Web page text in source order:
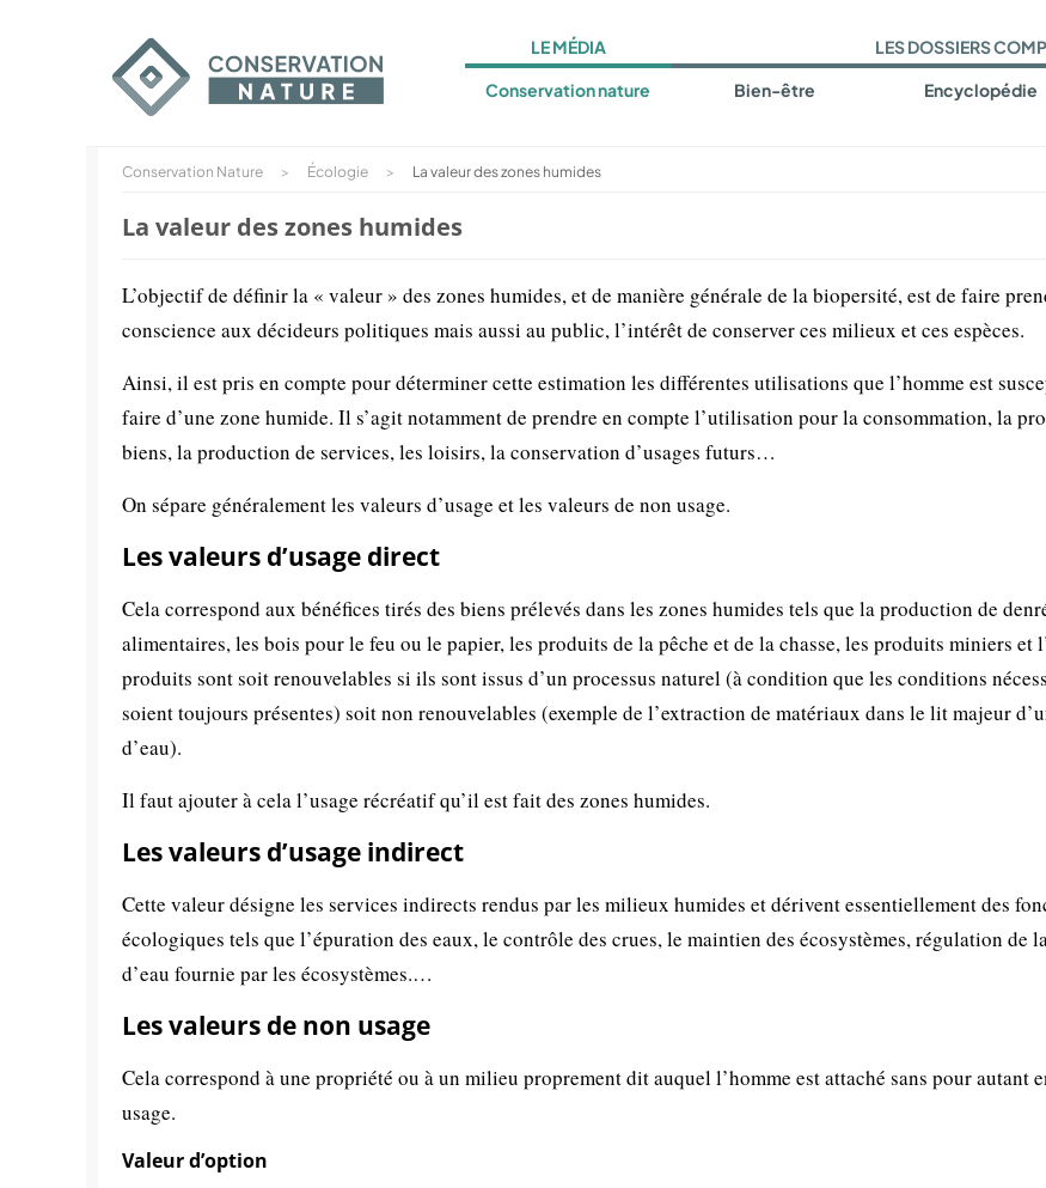
LE MÉDIA
Conservation nature
LES DOSSIERS
Bien-être Encyclopédie
Conservation Nature > Écologie > La valeur des zones humides
La valeur des zones humides
L’objectif de définir la « valeur » des zones humides, et de manière générale de la biopersité, est de faire
conscience aux décideurs politiques mais aussi au public, l’intérêt de conserver ces milieux et ces espèces.
Ainsi, il est pris en compte pour déterminer cette estimation les différentes utilisations que l’homme est
faire d’une zone humide. Il s’agit notamment de prendre en compte l’utilisation pour la consommation, la
biens, la production de services, les loisirs, la conservation d’usages futurs…
On sépare généralement les valeurs d’usage et les valeurs de non usage.
Les valeurs d’usage direct
Cela correspond aux bénéfices tirés des biens prélevés dans les zones humides tels que la production de
alimentaires, les bois pour le feu ou le papier, les produits de la pêche et de la chasse, les produits miniers et
produits sont soit renouvelables si ils sont issus d’un processus naturel (à condition que les conditions
soient toujours présentes) soit non renouvelables (exemple de l’extraction de matériaux dans le lit majeur
d’eau).
Il faut ajouter à cela l’usage récréatif qu’il est fait des zones humides.
Les valeurs d’usage indirect
Cette valeur désigne les services indirects rendus par les milieux humides et dérivent essentiellement des
écologiques tels que l’épuration des eaux, le contrôle des crues, le maintien des écosystèmes, régulation de
d’eau fournie par les écosystèmes.…
Les valeurs de non usage
Cela correspond à une propriété ou à un milieu proprement dit auquel l’homme est attaché sans pour autant
usage.
Valeur d’option